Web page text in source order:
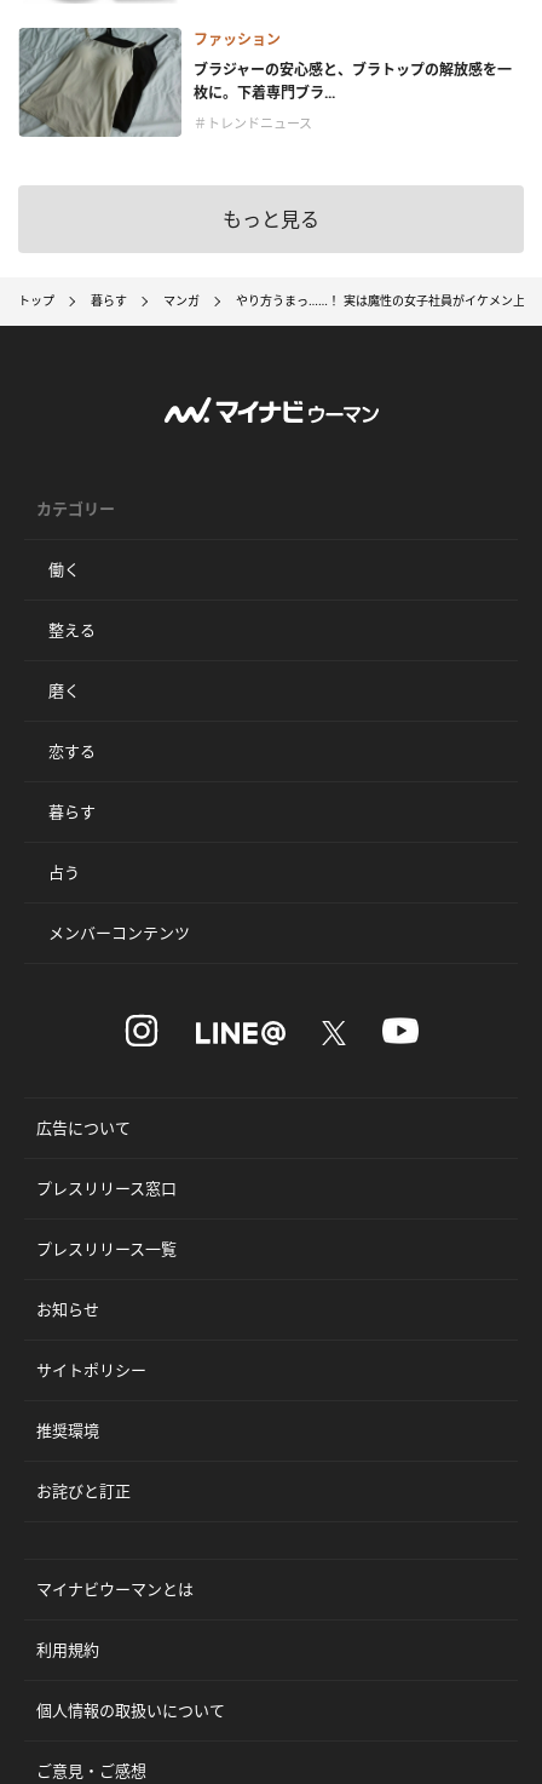
ファッション
ブラジャーの安心感と、ブラトップの解放感を一
枚に。下着専門ブラ...
＃トレンドニュース
もっと見る
トップ 暮らす マンガ やり方うまっ……！ 実は魔性の女子社員がイケメン上
カテゴリー
働く
整える
磨く
恋する
暮らす
占う
メンバーコンテンツ
広告について
プレスリリース窓口
プレスリリース一覧
お知らせ
サイトポリシー
推奨環境
お詫びと訂正
マイナビウーマンとは
利用規約
個人情報の取扱いについて
ご意見・ご感想